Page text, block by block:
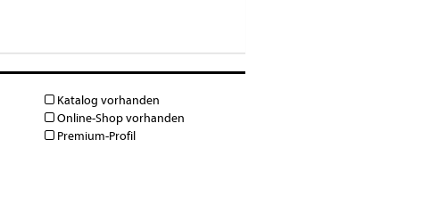
Katalog vorhanden
Online-Shop vorhanden
Premium-Profil